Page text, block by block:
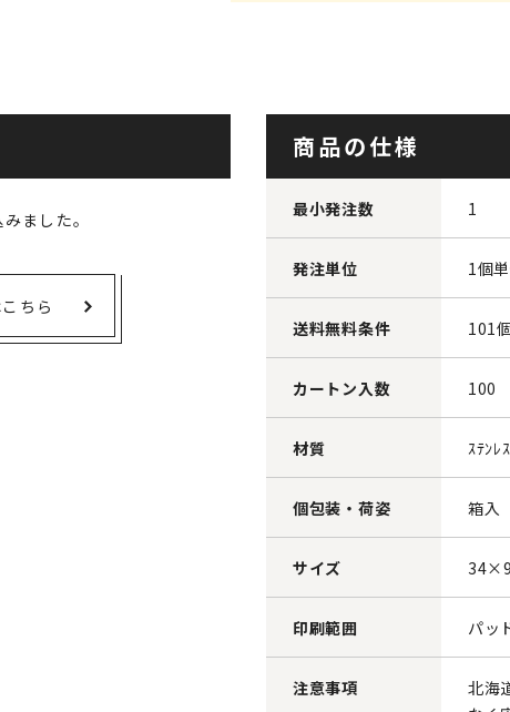
ました。
ちら
商品の仕様
最小発注数 1
発注単位 1個
送料無料条件 101
カートン入数 100
材質 ｽﾃﾝﾚ
個包装・荷姿 箱入
サイズ
印刷範囲 パッ
注意事項
北海